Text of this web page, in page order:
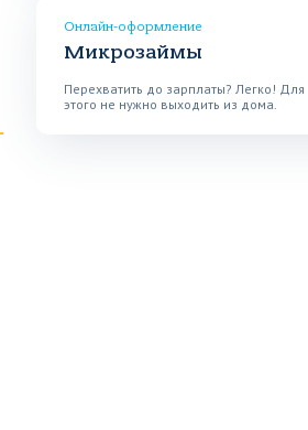
Онлайн-оформление
Микрозаймы
Перехватить до зарплаты? Легко! Для
этого не нужно выходить из дома.